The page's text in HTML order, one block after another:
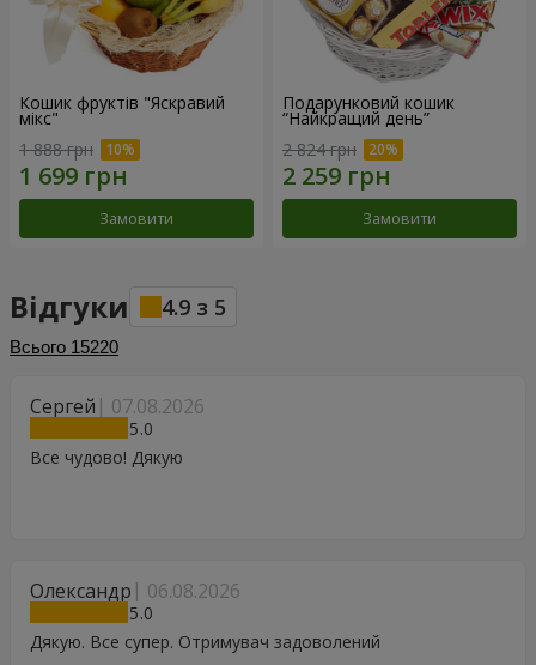
Кошик фруктів "Яскравий
мікс"
1 888 грн
Замовити
Подарунковий кошик
“Найкращий день”
2 824 грн
Замовити
Відгуки 4.9 з 5
Всього 15220
Сергей 07.08.2026
5
Все чудово! Дякую
Олександр 06.08.2026
5
Дякую. Все супер. Отримувач задоволений